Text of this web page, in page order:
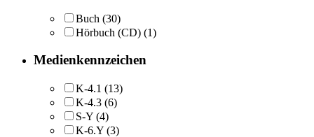
Buch (30)
Hörbuch (CD) (1)
Medienkennzeichen
K-4.1 (13)
K-4.3 (6)
S-Y (4)
K-6.Y (3)